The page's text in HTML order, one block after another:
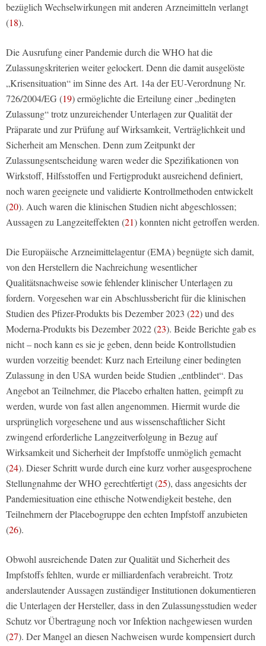
bezüglich Wechselwirkungen mit anderen Arzneimitteln verlangt
(18).
Die Ausrufung einer Pandemie durch die WHO hat die
Zulassungskriterien weiter gelockert. Denn die damit ausgelöste
„Krisensituation“ im Sinne des Art. 14a der EU-Verordnung Nr.
726/2004/EG (19) ermöglichte die Erteilung einer „bedingten
Zulassung“ trotz unzureichender Unterlagen zur Qualität der
Präparate und zur Prüfung auf Wirksamkeit, Verträglichkeit und
Sicherheit am Menschen. Denn zum Zeitpunkt der
Zulassungsentscheidung waren weder die Spezifikationen von
Wirkstoff, Hilfsstoffen und Fertigprodukt ausreichend definiert,
noch waren geeignete und validierte Kontrollmethoden entwickelt
(20). Auch waren die klinischen Studien nicht abgeschlossen;
Aussagen zu Langzeiteffekten (21) konnten nicht getroffen werden.
Die Europäische Arzneimittelagentur (EMA) begnügte sich damit,
von den Herstellern die Nachreichung wesentlicher
Qualitätsnachweise sowie fehlender klinischer Unterlagen zu
fordern. Vorgesehen war ein Abschlussbericht für die klinischen
Studien des Pfizer-Produkts bis Dezember 2023 (22) und des
Moderna-Produkts bis Dezember 2022 (23). Beide Berichte gab es
nicht – noch kann es sie je geben, denn beide Kontrollstudien
wurden vorzeitig beendet: Kurz nach Erteilung einer bedingten
Zulassung in den USA wurden beide Studien „entblindet“. Das
Angebot an Teilnehmer, die Placebo erhalten hatten, geimpft zu
werden, wurde von fast allen angenommen. Hiermit wurde die
ursprünglich vorgesehene und aus wissenschaftlicher Sicht
zwingend erforderliche Langzeitverfolgung in Bezug auf
Wirksamkeit und Sicherheit der Impfstoffe unmöglich gemacht
(24). Dieser Schritt wurde durch eine kurz vorher ausgesprochene
Stellungnahme der WHO gerechtfertigt (25), dass angesichts der
Pandemiesituation eine ethische Notwendigkeit bestehe, den
Teilnehmern der Placebogruppe den echten Impfstoff anzubieten
(26).
Obwohl ausreichende Daten zur Qualität und Sicherheit des
Impfstoffs fehlten, wurde er milliardenfach verabreicht. Trotz
anderslautender Aussagen zuständiger Institutionen dokumentieren
die Unterlagen der Hersteller, dass in den Zulassungsstudien weder
Schutz vor Übertragung noch vor Infektion nachgewiesen wurden
(27). Der Mangel an diesen Nachweisen wurde kompensiert durch